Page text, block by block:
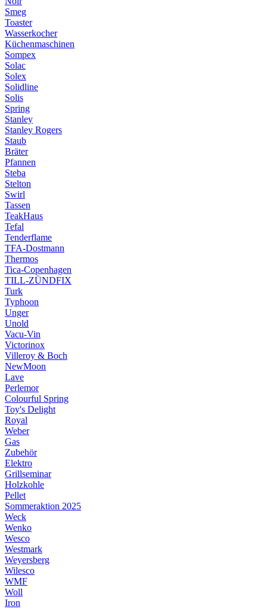
Smeg
Toaster
Wasserkocher
Küchenmaschinen
Sompex
Solac
Solex
Solidline
Solis
Spring
Stanley
Stanley Rogers
Staub
Bräter
Pfannen
Steba
Stelton
Swirl
Tassen
TeakHaus
Tefal
Tenderflame
TFA-Dostmann
Thermos
Tica-Copenhagen
TILL-ZÜNDFIX
Turk
Typhoon
Unger
Unold
Vacu-Vin
Victorinox
Villeroy & Boch
NewMoon
Lave
Perlemor
Colourful Spring
Toy's Delight
Royal
Weber
Gas
Zubehör
Elektro
Grillseminar
Holzkohle
Pellet
Sommeraktion 2025
Weck
Wenko
Wesco
Westmark
Weyersberg
Wilesco
WMF
Woll
Iron